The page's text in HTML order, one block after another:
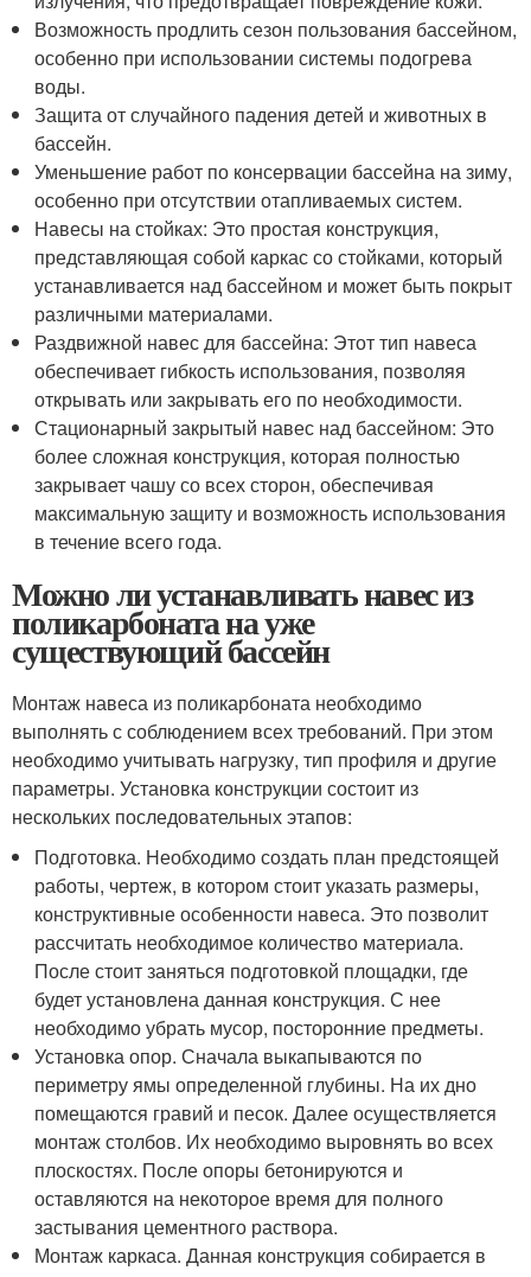
Возможность продлить сезон пользования бассейном,
особенно при использовании системы подогрева
воды.
Защита от случайного падения детей и животных в
бассейн.
Уменьшение работ по консервации бассейна на зиму,
особенно при отсутствии отапливаемых систем.
Навесы на стойках: Это простая конструкция,
представляющая собой каркас со стойками, который
устанавливается над бассейном и может быть покрыт
различными материалами.
Раздвижной навес для бассейна: Этот тип навеса
обеспечивает гибкость использования, позволяя
открывать или закрывать его по необходимости.
Стационарный закрытый навес над бассейном: Это
более сложная конструкция, которая полностью
закрывает чашу со всех сторон, обеспечивая
максимальную защиту и возможность использования
в течение всего года.
Можно ли устанавливать навес из
поликарбоната на уже
существующий бассейн
Монтаж навеса из поликарбоната необходимо
выполнять с соблюдением всех требований. При этом
необходимо учитывать нагрузку, тип профиля и другие
параметры. Установка конструкции состоит из
нескольких последовательных этапов:
Подготовка. Необходимо создать план предстоящей
работы, чертеж, в котором стоит указать размеры,
конструктивные особенности навеса. Это позволит
рассчитать необходимое количество материала.
После стоит заняться подготовкой площадки, где
будет установлена данная конструкция. С нее
необходимо убрать мусор, посторонние предметы.
Установка опор. Сначала выкапываются по
периметру ямы определенной глубины. На их дно
помещаются гравий и песок. Далее осуществляется
монтаж столбов. Их необходимо выровнять во всех
плоскостях. После опоры бетонируются и
оставляются на некоторое время для полного
застывания цементного раствора.
Монтаж каркаса. Данная конструкция собирается в